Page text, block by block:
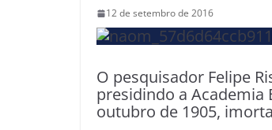
12 de setembro de 2016
O pesquisador Felipe
presidindo a Academia
outubro de 1905,